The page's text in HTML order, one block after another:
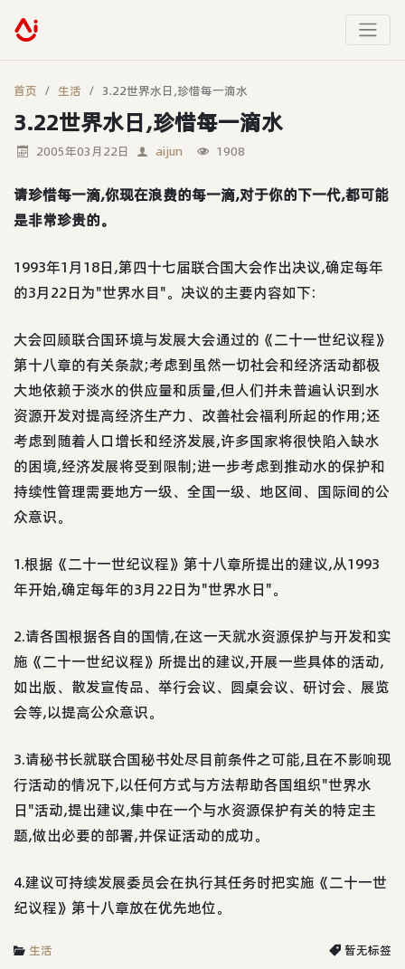
首页 生活 3.22世界水日,珍惜每一滴水
3.22世界水日,珍惜每一滴水
2005年03月22日 aijun 1908
请珍惜每一滴,你现在浪费的每一滴,对于你的下一代,都可能
是非常珍贵的。
1993年1月18日,第四十七届联合国大会作出决议,确定每年
的3月22日为"世界水目"。决议的主要内容如下:
大会回顾联合国环境与发展大会通过的《二十一世纪议程》
第十八章的有关条款;考虑到虽然一切社会和经济活动都极
大地依赖于淡水的供应量和质量,但人们并未普遍认识到水
资源开发对提高经济生产力、改善社会福利所起的作用;还
考虑到随着人口增长和经济发展,许多国家将很快陷入缺水
的困境,经济发展将受到限制;进一步考虑到推动水的保护和
持续性管理需要地方一级、全国一级、地区间、国际间的公
众意识。
1.根据《二十一世纪议程》第十八章所提出的建议,从1993
年开始,确定每年的3月22日为"世界水日"。
2.请各国根据各自的国情,在这一天就水资源保护与开发和实
施《二十一世纪议程》所提出的建议,开展一些具体的活动,
如出版、散发宣传品、举行会议、圆桌会议、研讨会、展览
会等,以提高公众意识。
3.请秘书长就联合国秘书处尽目前条件之可能,且在不影响现
行活动的情况下,以任何方式与方法帮助各国组织"世界水
日"活动,提出建议,集中在一个与水资源保护有关的特定主
题,做出必要的部署,并保证活动的成功。
4.建议可持续发展委员会在执行其任务时把实施《二十一世
纪议程》第十八章放在优先地位。
生活 暂无标签